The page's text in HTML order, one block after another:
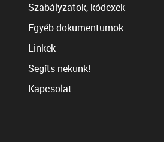
Szabályzatok, kódexek
Egyéb dokumentumok
Linkek
Segíts nekünk!
Kapcsolat